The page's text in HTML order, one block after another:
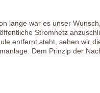
lange war es unser
Stromnetz
entfernt steht, sehen wir
Dem Prinzip der